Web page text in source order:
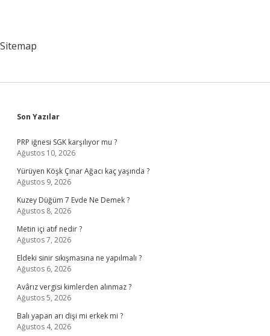
Sitemap
Sidebar
Son Yazılar
PRP iğnesi SGK karşılıyor mu ?
Ağustos 10, 2026
Yürüyen Köşk Çınar Ağacı kaç yaşında ?
Ağustos 9, 2026
Kuzey Düğüm 7 Evde Ne Demek ?
Ağustos 8, 2026
Metin içi atıf nedir ?
Ağustos 7, 2026
Eldeki sinir sıkışmasına ne yapılmalı ?
Ağustos 6, 2026
Avârız vergisi kimlerden alınmaz ?
Ağustos 5, 2026
Balı yapan arı dişi mi erkek mi ?
Ağustos 4, 2026